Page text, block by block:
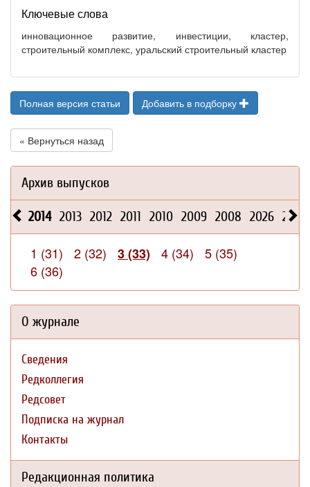
Ключевые слова
инновационное развитие, инвестиции, кластер,
строительный комплекс, уральский строительный кластер
Полная версия статьи Добавить в подборку
« Вернуться назад
Архив выпусков
2014 2013 2012 2011 2010 2009 2008 2026 2025
1 (31) 2 (32) 3 (33) 4 (34)
5 (35)
6 (36)
О журнале
Сведения
Редколлегия
Редсовет
Подписка на журнал
Контакты
Редакционная политика